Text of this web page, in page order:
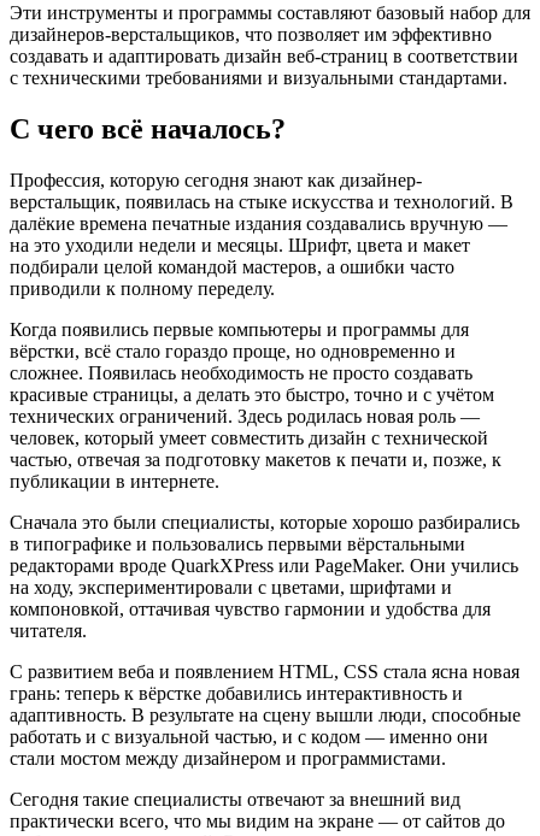
Эти инструменты и программы составляют базовый набор для
дизайнеров-верстальщиков, что позволяет им эффективно
создавать и адаптировать дизайн веб-страниц в соответствии
с техническими требованиями и визуальными стандартами.
С чего всё началось?
Профессия, которую сегодня знают как дизайнер-
верстальщик, появилась на стыке искусства и технологий. В
далёкие времена печатные издания создавались вручную —
на это уходили недели и месяцы. Шрифт, цвета и макет
подбирали целой командой мастеров, а ошибки часто
приводили к полному переделу.
Когда появились первые компьютеры и программы для
вёрстки, всё стало гораздо проще, но одновременно и
сложнее. Появилась необходимость не просто создавать
красивые страницы, а делать это быстро, точно и с учётом
технических ограничений. Здесь родилась новая роль —
человек, который умеет совместить дизайн с технической
частью, отвечая за подготовку макетов к печати и, позже, к
публикации в интернете.
Сначала это были специалисты, которые хорошо разбирались
в типографике и пользовались первыми вёрстальными
редакторами вроде QuarkXPress или PageMaker. Они учились
на ходу, экспериментировали с цветами, шрифтами и
компоновкой, оттачивая чувство гармонии и удобства для
читателя.
С развитием веба и появлением HTML, CSS стала ясна новая
грань: теперь к вёрстке добавились интерактивность и
адаптивность. В результате на сцену вышли люди, способные
работать и с визуальной частью, и с кодом — именно они
стали мостом между дизайнером и программистами.
Сегодня такие специалисты отвечают за внешний вид
практически всего, что мы видим на экране — от сайтов до